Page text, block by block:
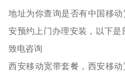
地址为你查询是否有中国移
安预约上门办理安装，以下
致电咨询
西安移动宽带套餐，西安移